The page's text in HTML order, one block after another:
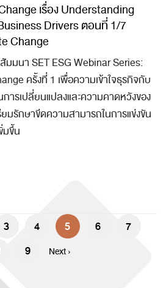
เรื่อง Understanding
Drivers ตอนที่ 1/7
Change
มนา SET ESG Webinar Series:
ครั้งที่ 1 เพื่อความเข้าใจธุรกิจกับ
ารเปลี่ยนแปลงและความคาดหวังของ
มรักษาขีดความสามารถในการแข่งขัน
ขึ้น
3 4 5 6
7
9 Next ›